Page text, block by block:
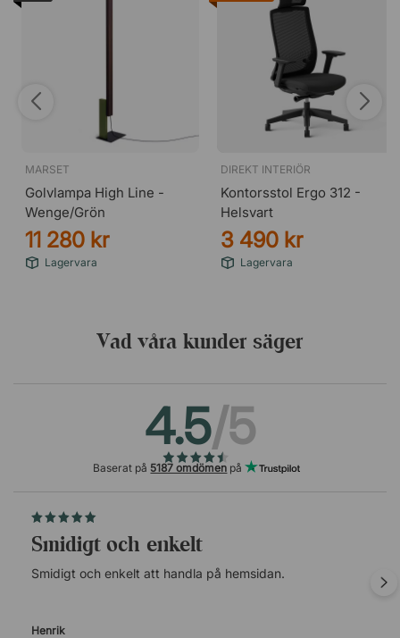
MARSET
Golvlampa High Line -
Wenge/Grön
11 280 kr
Lagervara
DIREKT INTERIÖR
Kontorsstol Ergo 312 -
Helsvart
3 490 kr
Lagervara
Vad våra kunder säger
4.5/5
Baserat på 5187 omdömen på
Smidigt och enkelt
Smidigt och enkelt att handla på hemsidan.
Henrik